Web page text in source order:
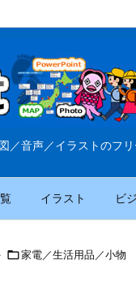
／音声／イラストのフ
イラスト ビ
家電／生活用品／小物